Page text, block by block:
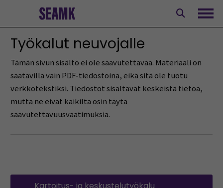
Työkalut neuvojalle
Tämän sivun sisältö ei ole saavutettavaa. Materiaali on
saatavilla vain PDF‑tiedostoina, eikä sitä ole tuotu
verkkotekstiksi. Tiedostot sisältävät keskeistä tietoa,
mutta ne eivät kaikilta osin täytä
saavutettavuusvaatimuksia.
Kartoitus- ja keskustelutyökalu